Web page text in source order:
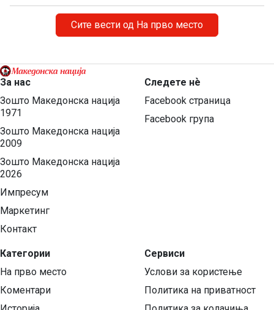
Фестивалот ќе биде можност за промоција на богатото
македонско културно наследство […]
Сите вести од На прво место
За нас
Зошто Македонска нација
1971
Зошто Македонска нација
2009
Зошто Македонска нација
2026
Импресум
Маркетинг
Контакт
Категории
На прво место
Коментари
Следете нѐ
Facebook страница
Facebook група
Сервиси
Услови за користење
Политика на приватност